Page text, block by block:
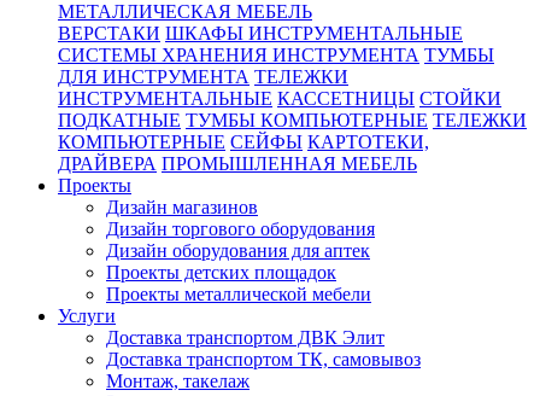
МЕТАЛЛИЧЕСКАЯ МЕБЕЛЬ
ВЕРСТАКИ ШКАФЫ ИНСТРУМЕНТАЛЬНЫЕ
СИСТЕМЫ ХРАНЕНИЯ ИНСТРУМЕНТА ТУМБЫ
ДЛЯ ИНСТРУМЕНТА ТЕЛЕЖКИ
ИНСТРУМЕНТАЛЬНЫЕ КАССЕТНИЦЫ СТОЙКИ
ПОДКАТНЫЕ ТУМБЫ КОМПЬЮТЕРНЫЕ ТЕЛЕЖКИ
КОМПЬЮТЕРНЫЕ СЕЙФЫ КАРТОТЕКИ,
ДРАЙВЕРА ПРОМЫШЛЕННАЯ МЕБЕЛЬ
Проекты
Дизайн магазинов
Дизайн торгового оборудования
Дизайн оборудования для аптек
Проекты детских площадок
Проекты металлической мебели
Услуги
Доставка транспортом ДВК Элит
Доставка транспортом ТК, самовывоз
Монтаж, такелаж